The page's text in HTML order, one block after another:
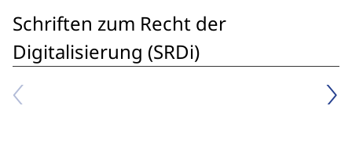
Schriften zum Recht der
Digitalisierung (SRDi)